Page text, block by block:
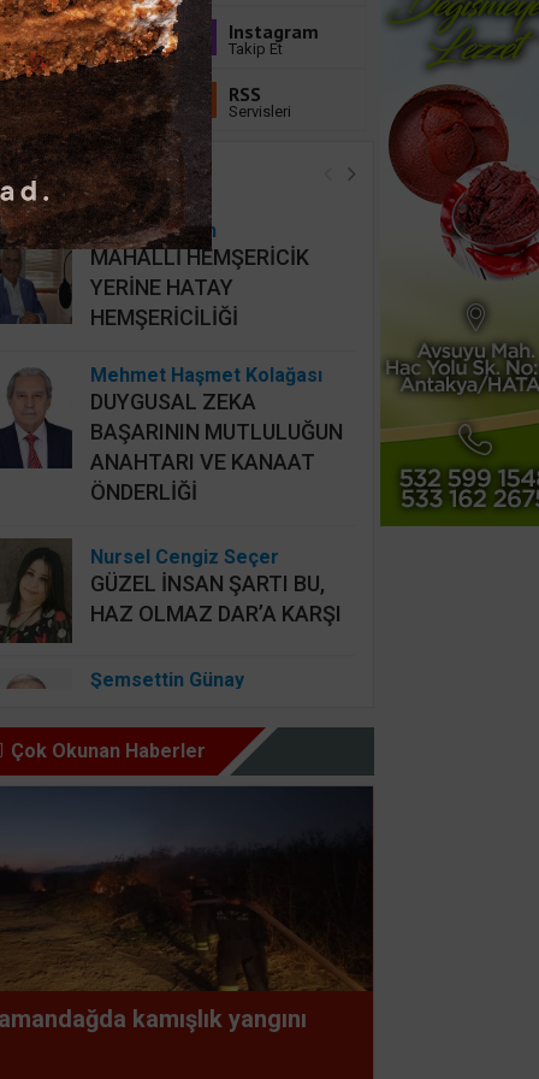
Youtube
Abone Ol
Instagram
Takip Et
Linkedin
Takip Et
RSS
Servisleri
Yazarları
Hidayet Şişkin
MAHALLİ HEMŞERİCİK
YERİNE HATAY
HEMŞERİCİLİĞİ
Mehmet Haşmet Kolağası
DUYGUSAL ZEKA
BAŞARININ MUTLULUĞUN
ANAHTARI VE KANAAT
ÖNDERLİĞİ
Nursel Cengiz Seçer
GÜZEL İNSAN ŞARTI BU,
HAZ OLMAZ DAR’A KARŞI
Şemsettin Günay
YAPILAN ANLAŞMALARI
ALLAH SEVGİSİ OLAN
YERDE İYİLİK ve FAZİLET
OLUR
Süleyman GÖKSU
Zaferler Ayı Ağustos
Çok Okunan Haberler
kamışlık yangını